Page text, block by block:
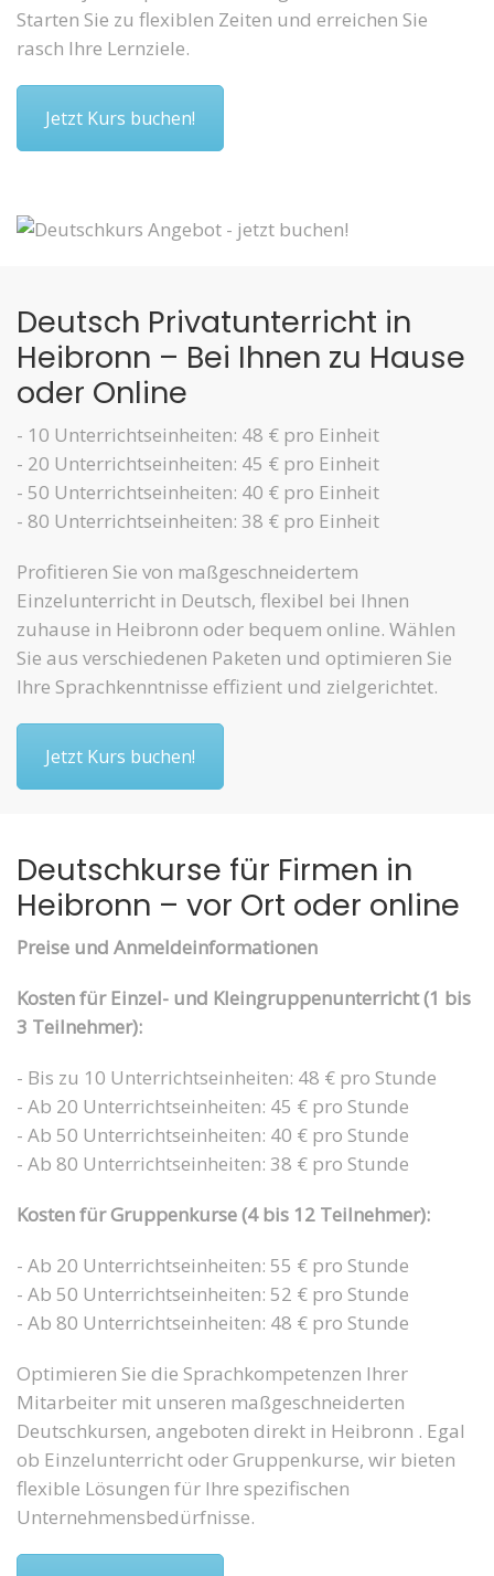
Starten Sie zu flexiblen Zeiten und erreichen Sie
rasch Ihre Lernziele.
Jetzt Kurs buchen!
Deutsch Privatunterricht in
Heibronn – Bei Ihnen zu Hause
oder Online
- 10 Unterrichtseinheiten: 48 € pro Einheit
- 20 Unterrichtseinheiten: 45 € pro Einheit
- 50 Unterrichtseinheiten: 40 € pro Einheit
- 80 Unterrichtseinheiten: 38 € pro Einheit
Profitieren Sie von maßgeschneidertem
Einzelunterricht in Deutsch, flexibel bei Ihnen
zuhause in Heibronn oder bequem online. Wählen
Sie aus verschiedenen Paketen und optimieren Sie
Ihre Sprachkenntnisse effizient und zielgerichtet.
Jetzt Kurs buchen!
Deutschkurse für Firmen in
Heibronn – vor Ort oder online
Preise und Anmeldeinformationen
Kosten für Einzel- und Kleingruppenunterricht (1 bis
3 Teilnehmer):
- Bis zu 10 Unterrichtseinheiten: 48 € pro Stunde
- Ab 20 Unterrichtseinheiten: 45 € pro Stunde
- Ab 50 Unterrichtseinheiten: 40 € pro Stunde
- Ab 80 Unterrichtseinheiten: 38 € pro Stunde
Kosten für Gruppenkurse (4 bis 12 Teilnehmer):
- Ab 20 Unterrichtseinheiten: 55 € pro Stunde
- Ab 50 Unterrichtseinheiten: 52 € pro Stunde
- Ab 80 Unterrichtseinheiten: 48 € pro Stunde
Optimieren Sie die Sprachkompetenzen Ihrer
Mitarbeiter mit unseren maßgeschneiderten
Deutschkursen, angeboten direkt in Heibronn . Egal
ob Einzelunterricht oder Gruppenkurse, wir bieten
flexible Lösungen für Ihre spezifischen
Unternehmensbedürfnisse.